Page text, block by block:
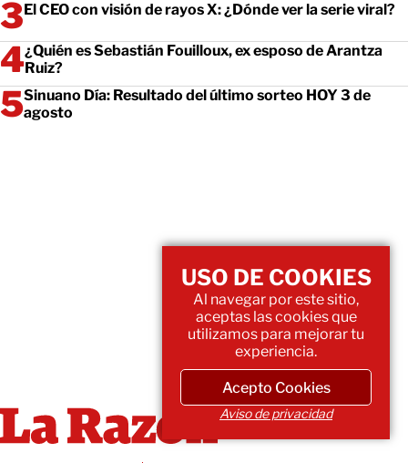
El CEO con visión de rayos X: ¿Dónde ver la serie viral?
¿Quién es Sebastián Fouilloux, ex esposo de Arantza
Ruiz?
Sinuano Día: Resultado del último sorteo HOY 3 de
agosto
USO DE COOKIES
Al navegar por este sitio,
aceptas las cookies que
utilizamos para mejorar tu
experiencia.
Acepto Cookies
Aviso de privacidad